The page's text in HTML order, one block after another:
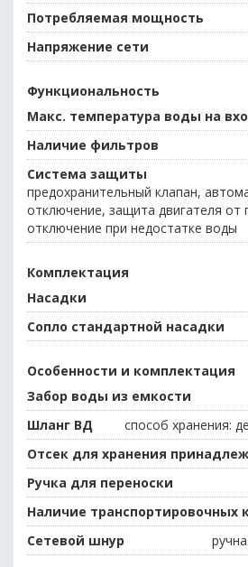
Потребляемая мощность
Напряжение сети
Функциональность
Макс. температура воды на
Наличие фильтров
Система защиты
предохранительный клапан,
отключение, защита двигателя от
отключение при недостатке воды
Комплектация
Насадки
Сопло стандартной насадки
Особенности и комплектация
Забор воды из емкости
Шланг ВД
способ хранения:
Отсек для хранения
Ручка для переноски
Наличие транспортировочных
Сетевой шнур